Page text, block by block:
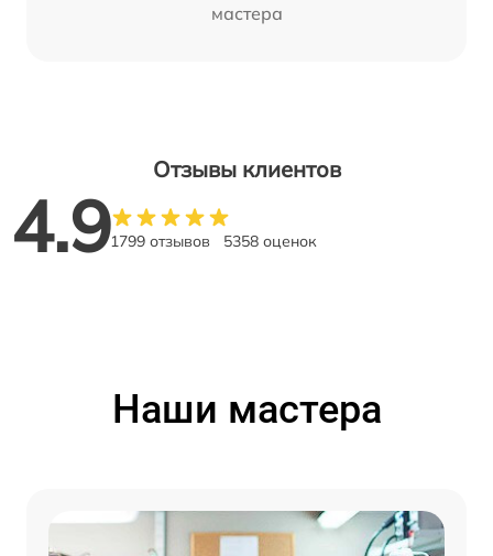
мастера
Отзывы клиентов
4.91799 отзывов 5358 оценок
Наши мастера